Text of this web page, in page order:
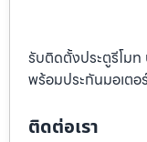
รับติดตั้งประตูรีโม
พร้อมประกันมอเตอ
ติดต่อเรา